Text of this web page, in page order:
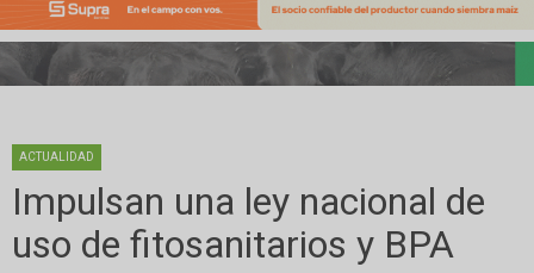
ACTUALIDAD
Impulsan una ley nacional de
uso de fitosanitarios y BPA